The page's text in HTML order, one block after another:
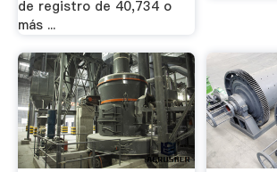
de registro de 40,734 o
más ...